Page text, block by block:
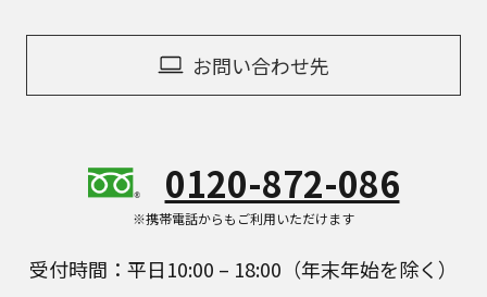
お問い合わせ先
0120-872-086
※携帯電話からもご利用いただけます
受付時間：平日10:00 – 18:00（年末年始を除く）